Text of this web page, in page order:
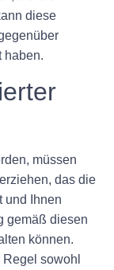
diese
haben.
müssen
das die
und Ihnen
gemäß diesen
können.
sowohl